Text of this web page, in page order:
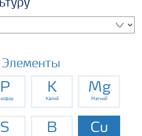
и их безопасность
Элементы
P K
Калий
Mg
Магний
S B Cu